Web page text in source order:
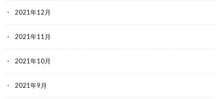
2021年12月
2021年11月
2021年10月
2021年9月